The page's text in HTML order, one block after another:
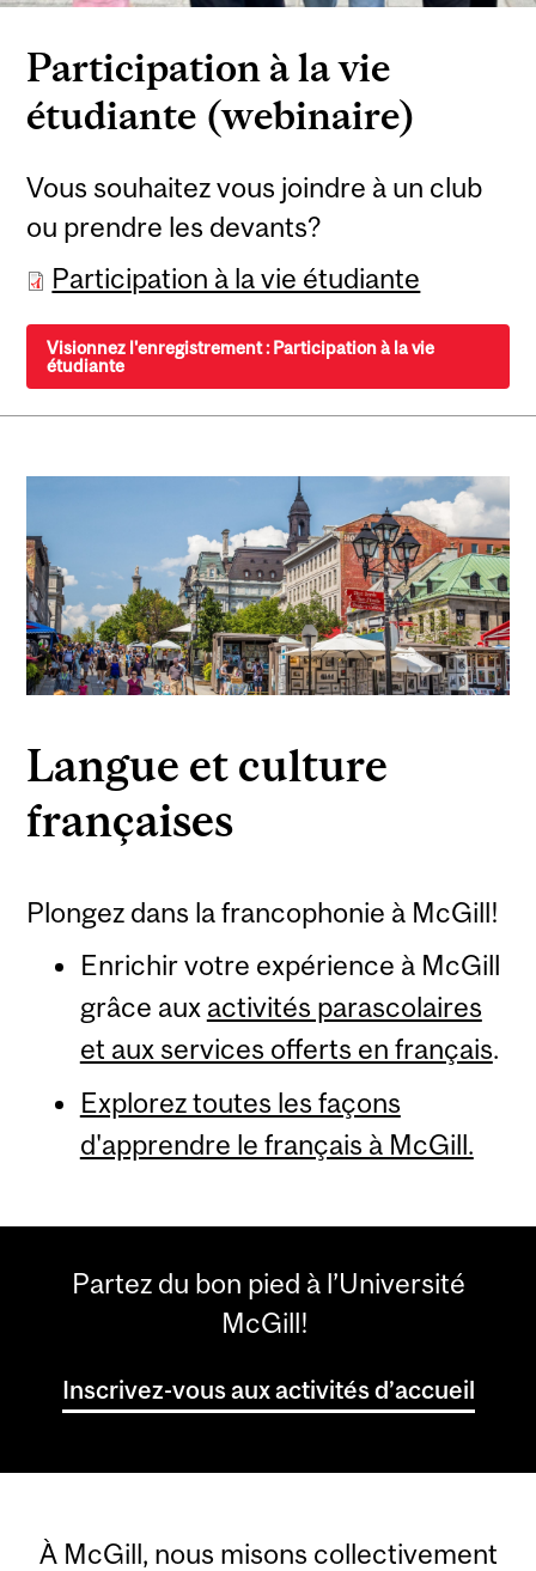
Participation à la vie
étudiante (webinaire)
Vous souhaitez vous joindre à un club
ou prendre les devants?
Participation à la vie étudiante
Visionnez l'enregistrement : Participation à la vie
étudiante
Langue et culture
françaises
Plongez dans la francophonie à McGill!
Enrichir votre expérience à McGill
grâce aux activités parascolaires
et aux services offerts en français.
Explorez toutes les façons
d'apprendre le français à McGill.
Partez du bon pied à l’Université
McGill!
Inscrivez-vous aux activités d’accueil
À McGill, nous misons collectivement